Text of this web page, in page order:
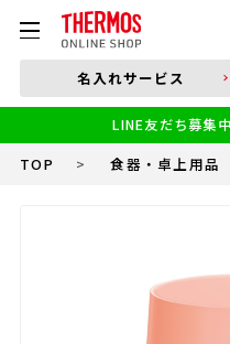
部品
本体品番やキーワード
食洗機対応 新製
小学生 低・中学年向け水筒
名入れサービス
LINE友だち募集
TOP > 食器・卓上用品